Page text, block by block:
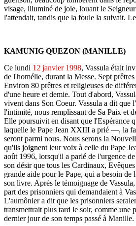
visage, illuminé de joie, louant le
l'attendait, tandis que la foule la suivait.
KAMUNIG QUEZON (MANILLE)
Ce lundi 12 janvier 1998, Vassula était
de l'homélie, durant la Messe. Sept
Environ 80 prêtres et religieuses de
d'une heure et demie. Tout d'abord,
vivent dans Son Coeur. Vassula a dit que
l'intimité, nous remplissant de Sa Paix et
Elle poursuivit en disant que l'Espérance
laquelle le Pape Jean XXIII a prié —, la
seront parmi nous. Nous serons la
qu'ils joignent leur voix à celle du Pape
août 1996, lorsqu'il a parlé de l'urgence
son désir que tous les Cardinaux,
grande aide pour le Pape, qui a besoin
son livre. Après le témoignage de
part des prisonniers qui demandaient à
L'aumônier a dit que les prisonniers
transmettrait plus tard le soir, comme une
dernier jour de son temps passé à